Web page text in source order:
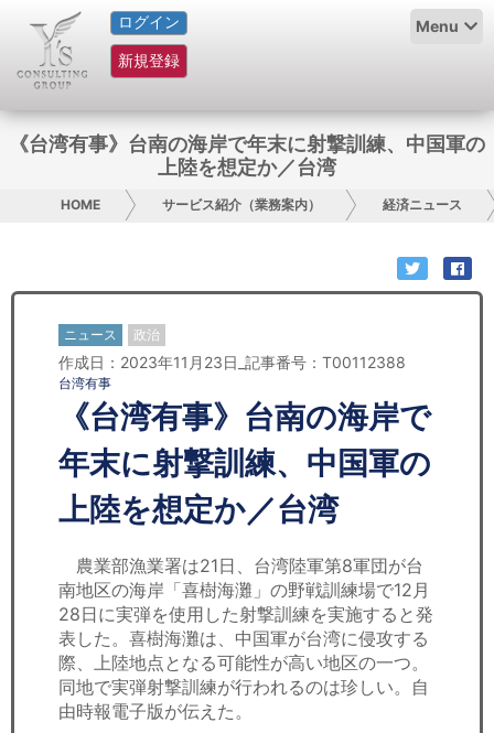
ログイン
新規登録
Menu
HOME
サービス紹介
コラム
お問い合わせ
日本人にPR
コンサルティング
リサーチ
セミナー
労務顧問
ＩＴ
飲食店情報
《台湾有事》台南の海岸で年末に射撃訓練、中国軍の
上陸を想定か／台湾
HOME サービス紹介（業務案内） 経済ニュース
ニュース 政治
作成日：2023年11月23日_記事番号：T00112388
台湾有事
《台湾有事》台南の海岸で
年末に射撃訓練、中国軍の
上陸を想定か／台湾
農業部漁業署は21日、台湾陸軍第8軍団が台
南地区の海岸「喜樹海灘」の野戦訓練場で12月
28日に実弾を使用した射撃訓練を実施すると発
表した。喜樹海灘は、中国軍が台湾に侵攻する
際、上陸地点となる可能性が高い地区の一つ。
同地で実弾射撃訓練が行われるのは珍しい。自
由時報電子版が伝えた。